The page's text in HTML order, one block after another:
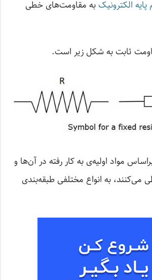
الکترونیک به مقاومت‌های خطی
ثابت به شکل زیر است.
مواد اولیه‌ی به کار رفته در آن‌ها و
به انواع مختلفی طبقه‌بندی